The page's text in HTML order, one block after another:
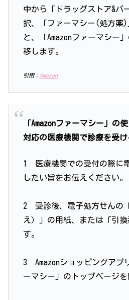
中から「ドラッグストア&パ
択、「ファーマシー(処方薬)
と、「Amazonファーマシー
移します。
引用： Amazon
「Amazonファーマシー」の
対応の医療機関で診療を受
1 医療機関での受付の際に
したい旨をお伝えください。
2 受診後、電子処方せんの
え）」の用紙、または「引
す。
3 Amazonショッピングアプ
ーマシー」のトップページを